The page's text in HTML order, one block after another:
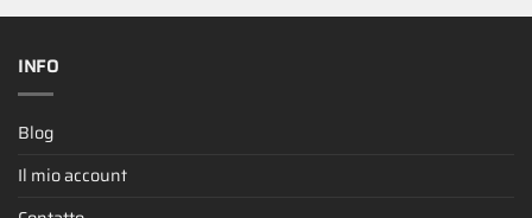
INFO
Blog
Il mio account